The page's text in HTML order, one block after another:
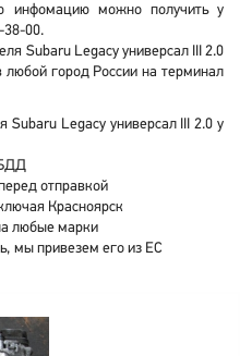
инфомацию можно получить у
38-00.
Subaru Legacy универсал III 2.0
город России на терминал
Subaru Legacy универсал III 2.0 у
отправкой
Красноярск
любые марки
мы привезем его из ЕС